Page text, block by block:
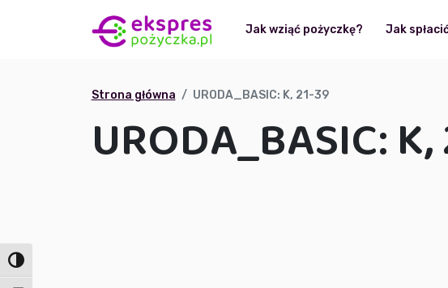
Jak wziąć pożyczkę? Jak
Toggle High Contrast
Strona główna URODA_BASIC: K, 21-39
URODA_BASIC: